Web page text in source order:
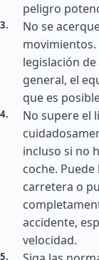
peligro
No se
legislación
general, el
que es
No supere el
incluso si no
coche.
carretera o
accidente,
velocidad.